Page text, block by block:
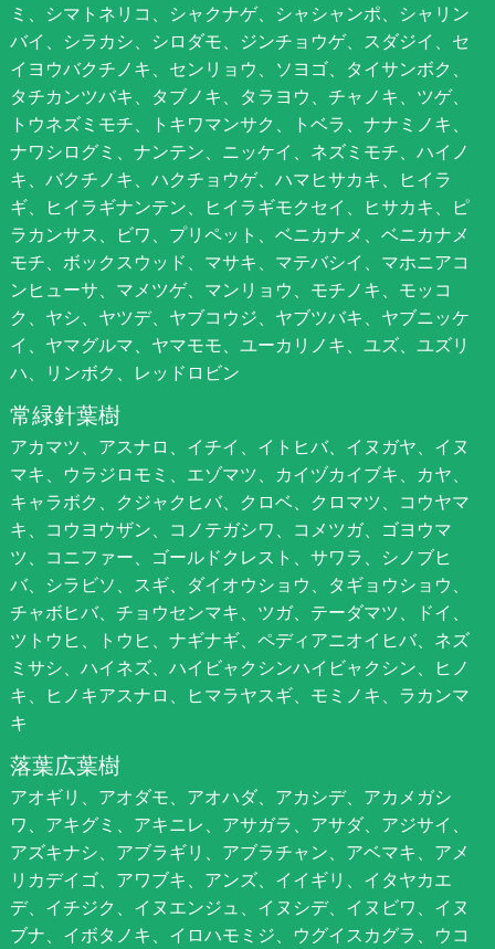
ミ、シマトネリコ、シャクナゲ、シャシャンポ、シャリン
バイ、シラカシ、シロダモ、ジンチョウゲ、スダジイ、セ
イヨウバクチノキ、センリョウ、ソヨゴ、タイサンボク、
タチカンツバキ、タブノキ、タラヨウ、チャノキ、ツゲ、
トウネズミモチ、トキワマンサク、トベラ、ナナミノキ、
ナワシログミ、ナンテン、ニッケイ、ネズミモチ、ハイノ
キ、バクチノキ、ハクチョウゲ、ハマヒサカキ、ヒイラ
ギ、ヒイラギナンテン、ヒイラギモクセイ、ヒサカキ、ピ
ラカンサス、ビワ、プリペット、ベニカナメ、ベニカナメ
モチ、ボックスウッド、マサキ、マテバシイ、マホニアコ
ンヒューサ、マメツゲ、マンリョウ、モチノキ、モッコ
ク、ヤシ、ヤツデ、ヤブコウジ、ヤブツバキ、ヤブニッケ
イ、ヤマグルマ、ヤマモモ、ユーカリノキ、ユズ、ユズリ
ハ、リンボク、レッドロビン
常緑針葉樹
アカマツ、アスナロ、イチイ、イトヒバ、イヌガヤ、イヌ
マキ、ウラジロモミ、エゾマツ、カイヅカイブキ、カヤ、
キャラボク、クジャクヒバ、クロベ、クロマツ、コウヤマ
キ、コウヨウザン、コノテガシワ、コメツガ、ゴヨウマ
ツ、コニファー、ゴールドクレスト、サワラ、シノブヒ
バ、シラビソ、スギ、ダイオウショウ、タギョウショウ、
チャボヒバ、チョウセンマキ、ツガ、テーダマツ、ドイ、
ツトウヒ、トウヒ、ナギナギ、ペディアニオイヒバ、ネズ
ミサシ、ハイネズ、ハイビャクシンハイビャクシン、ヒノ
キ、ヒノキアスナロ、ヒマラヤスギ、モミノキ、ラカンマ
キ
落葉広葉樹
アオギリ、アオダモ、アオハダ、アカシデ、アカメガシ
ワ、アキグミ、アキニレ、アサガラ、アサダ、アジサイ、
アズキナシ、アブラギリ、アブラチャン、アベマキ、アメ
リカデイゴ、アワブキ、アンズ、イイギリ、イタヤカエ
デ、イチジク、イヌエンジュ、イヌシデ、イヌビワ、イヌ
ブナ、イボタノキ、イロハモミジ、ウグイスカグラ、ウコ